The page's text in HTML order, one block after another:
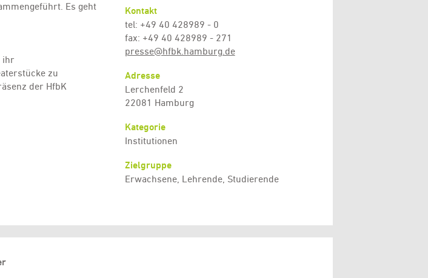
Es geht
ihr
zu
der HfbK
Kontakt
tel: +49 40 428989 - 0
fax: +49 40 428989 - 271
presse@hfbk.hamburg.de
Adresse
Lerchenfeld 2
22081 Hamburg
Kategorie
Institutionen
Zielgruppe
Erwachsene, Lehrende, Studierende